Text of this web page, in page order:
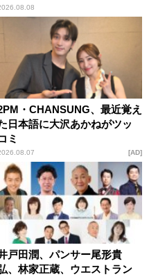
・CHANSUNG、最近覚え
日本語に大沢あかねがツッ
ミ
AD
戸田潤、パンサー尾形貴
、林家正蔵、ウエストラン